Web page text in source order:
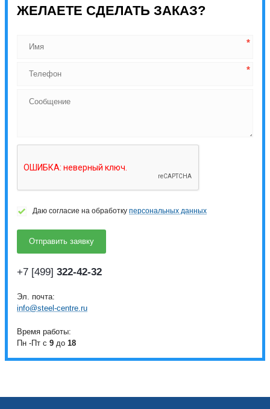
ЖЕЛАЕТЕ СДЕЛАТЬ ЗАКАЗ?
Даю согласие на обработку персональных данных
+7 [499] 322-42-32
Эл. почта:
info@steel-centre.ru
Время работы:
Пн -Пт с 9 до 18